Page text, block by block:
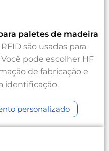
paletes de madeira
são usadas para
pode escolher HF
de fabricação e
identificação.
personalizado